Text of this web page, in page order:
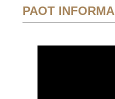
PAOT INFORMA